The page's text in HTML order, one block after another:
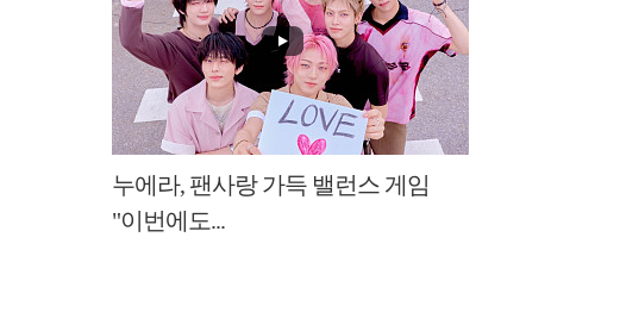
누에라, 팬사랑 가득 밸런스 게임
"이번에도...